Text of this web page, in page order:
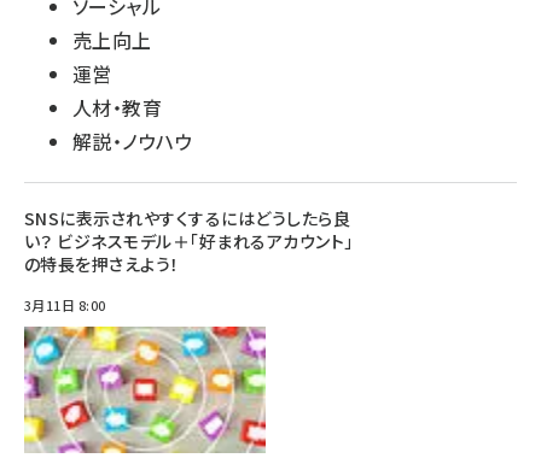
ソーシャル
売上向上
運営
人材・教育
解説・ノウハウ
SNSに表示されやすくするにはどうしたら良
い？ ビジネスモデル＋「好まれるアカウント」
の特長を押さえよう！
3月11日 8:00